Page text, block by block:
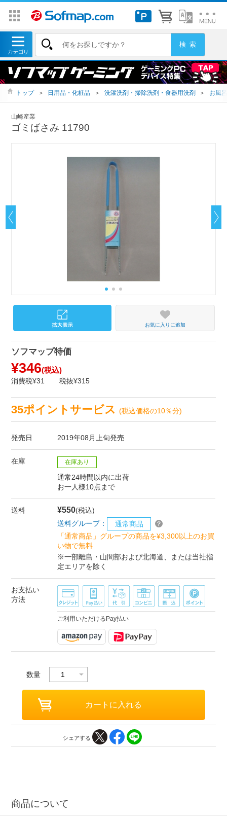
トップ ＞ 日用品・化粧品 ＞ 洗濯洗剤・掃除洗剤・食器用洗剤 ＞ お風
山崎産業
ゴミばさみ 11790
お気に入りに追加
ソフマップ特価
¥346(税込)
消費税¥31 税抜¥315
35ポイントサービス(税込価格の10％分)
発売日 2019年08月上旬発売
在庫 在庫あり
通常24時間以内に出荷
お一人様10点まで
送料 ¥550(税込)
送料グループ：
通常商品
「通常商品」グループの商品を¥3,300以上のお買
い物で無料
※一部離島・山間部および北海道、または当社指
定エリアを除く
お支払い
方法
ご利用いただけるPay払い
数量
シェアする
商品について